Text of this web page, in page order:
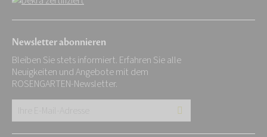
Newsletter abonnieren
Bleiben Sie stets informiert. Erfahren Sie alle
Neuigkeiten und Angebote mit dem
ROSENGARTEN-Newsletter.